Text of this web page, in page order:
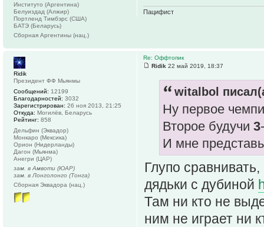
Пацифист
Институто (Аргентина)
Белуиздад (Алжир)
Портленд Тимбэрс (США)
БАТЭ (Беларусь)
Сборная Аргентины (нац.)
Re: Оффтопик
Ridik 22 май 2019, 18:37
witalbol
Ну первое
Второе будучи 3
И мне
Глупо
дядьки с дубиной
Там ни кто не
ним не играет ни
Ridik
Президент ФФ Мьянмы
Сообщений: 12199
Благодарностей: 3032
Зарегистрирован: 26 ноя 2013, 21:25
Откуда: Могилёв, Беларусь
Рейтинг: 858
Дельфин (Эквадор)
Монкаро (Мексика)
Орион (Нидерланды)
Дагон (Мьянма)
Анегри (ЦАР)
зам. в Амвоти (ЮАР)
зам. в Лонголонго (Тонга)
Сборная Эквадора (нац.)